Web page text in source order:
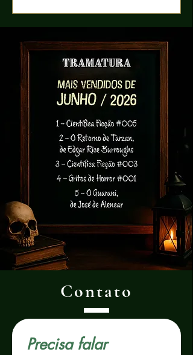
leitura no Brasil.
Contato
Precisa falar